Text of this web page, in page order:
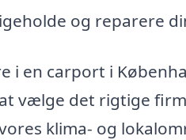
og reparere
i en carport i
vælge det rigtige
klima- og